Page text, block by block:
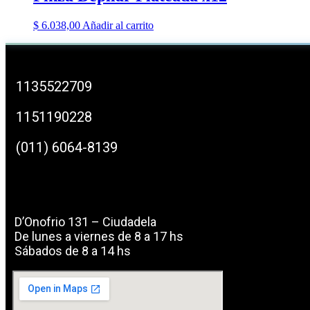
$ 6.038,00 Añadir al carrito
1135522709
1151190228
(011) 6064-8139
D’Onofrio 131 – Ciudadela
De lunes a viernes de 8 a 17 hs
Sábados de 8 a 14 hs